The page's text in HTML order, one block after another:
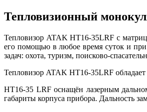
Тепловизионный
Тепловизор ATAK HT16-35LRF с
его помощью в любое время суток и
задач: охота, туризм, поисково-
Тепловизор ATAK HT16-35LRF обладает
HT16-35 LRF оснащён лазерным
габариты корпуса прибора. Дальность